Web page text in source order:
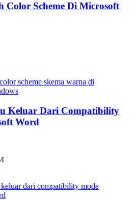
Color Scheme Di Microsoft
Keluar Dari Compatibility
Word